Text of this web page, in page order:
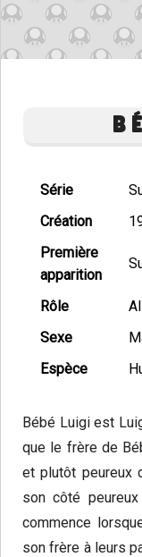
Série
Création
Première
apparition
Rôle
Sexe
Espèce
Bébé Luigi est
que le frère de
et plutôt peureux
son côté
commence
son frère à leurs